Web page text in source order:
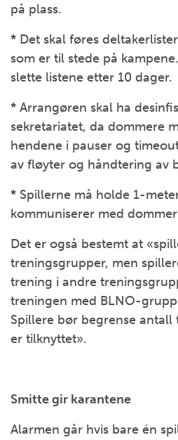
på plass.
* Det skal føres
som er til stede på
slette listene etter 10 dager.
* Arrangøren skal ha
sekretariatet, da dommere
hendene i pauser og
av fløyter og håndtering av
* Spillerne må holde 1-
kommuniserer med
Det er også bestemt at
treningsgrupper, men
trening i andre
treningen med BLNO-
Spillere bør begrense
er tilknyttet».
Smitte gir karantene
Alarmen går hvis bare én